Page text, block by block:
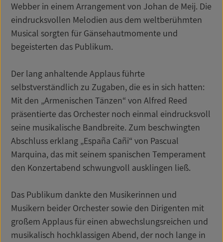
Webber in einem Arrangement von Johan de Meij. Die
eindrucksvollen Melodien aus dem weltberühmten
Musical sorgten für Gänsehautmomente und
begeisterten das Publikum.
Der lang anhaltende Applaus führte
selbstverständlich zu Zugaben, die es in sich hatten:
Mit den „Armenischen Tänzen“ von Alfred Reed
präsentierte das Orchester noch einmal eindrucksvoll
seine musikalische Bandbreite. Zum beschwingten
Abschluss erklang „España Cañi“ von Pascual
Marquina, das mit seinem spanischen Temperament
den Konzertabend schwungvoll ausklingen ließ.
Das Publikum dankte den Musikerinnen und
Musikern beider Orchester sowie den Dirigenten mit
großem Applaus für einen abwechslungsreichen und
musikalisch hochklassigen Abend, der noch lange in